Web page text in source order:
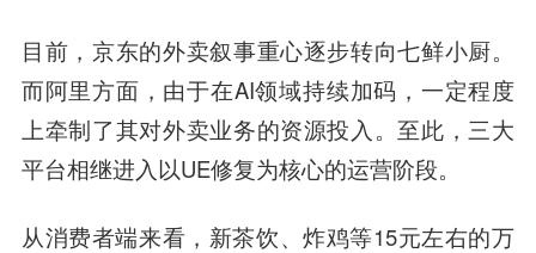
目前，京东的外卖叙事重心逐步转向七鲜小厨。
而阿里方面，由于在AI领域持续加码，一定程度
上牵制了其对外卖业务的资源投入。至此，三大
平台相继进入以UE修复为核心的运营阶段。
从消费者端来看，新茶饮、炸鸡等15元左右的万